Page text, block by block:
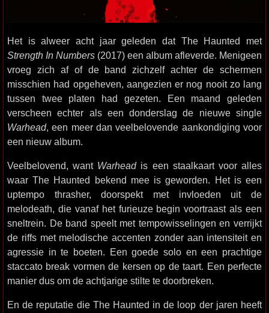
Het is alweer acht jaar geleden dat The Haunted met
Strength In Numbers (2017) een album afleverde. Menigeen
vroeg zich af of de band zichzelf achter de schermen
misschien had opgeheven, aangezien er nog nooit zo lang
tussen twee platen had gezeten. Een maand geleden
verscheen echter als een donderslag de nieuwe single
Warhead, een meer dan veelbelovende aankondiging voor
een nieuw album.
Veelbelovend, want Warheadis een staalkaart voor alles
waar The Haunted bekend mee is geworden. Het is een
uptempo thrasher, doorspekt met invloeden uit de
melodeath, die vanaf het furieuze begin voortraast als een
sneltrein. De band speelt met tempowisselingen en verrijkt
de riffs met melodische accenten zonder aan intensiteit en
agressie in te boeten. Een goede solo en een prachtige
staccato break vormen de kersen op de taart. Een perfecte
manier dus om de achtjarige stilte te doorbreken.
En de reputatie die The Haunted in de loop der jaren heeft